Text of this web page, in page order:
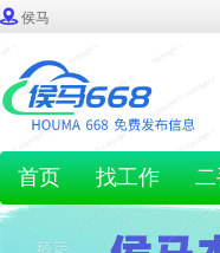
侯马
首页 找工作